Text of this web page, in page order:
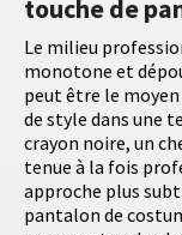
touche de
Le milieu
monotone et
peut être le
de style dans une
crayon noire, un
tenue à la fois
approche plus
pantalon de